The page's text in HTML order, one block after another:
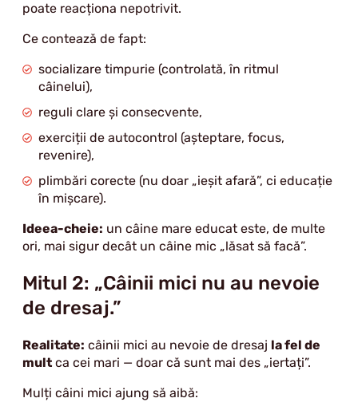
poate reacționa nepotrivit.
Ce contează de fapt:
socializare timpurie (controlată, în ritmul
câinelui),
reguli clare și consecvente,
exerciții de autocontrol (așteptare, focus,
revenire),
plimbări corecte (nu doar „ieșit afară”, ci educație
în mișcare).
Ideea-cheie: un câine mare educat este, de multe
ori, mai sigur decât un câine mic „lăsat să facă”.
Mitul 2: „Câinii mici nu au nevoie
de dresaj.”
Realitate: câinii mici au nevoie de dresaj la fel de
mult ca cei mari — doar că sunt mai des „iertați”.
Mulți câini mici ajung să aibă: